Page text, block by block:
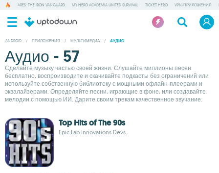
ARES: THE IRON VANGUARD MY HERO ACADEMIA UNITED SURVIVAL TICKET HERO VPN-ПРИЛОЖЕНИЯ
ANDROID / ПРИЛОЖЕНИЯ / МУЛЬТИМЕДИА / АУДИО
Аудио - 57
Сделайте музыку частью своей жизни. Слушайте миллионы песен
бесплатно, воспроизводите и скачивайте подкасты без ограничений или
используйте собственную библиотеку с мощными офлайн-плеерами и
эквалайзерами. Определяйте песни, играющие в фоне, или создавайте
мелодии с помощью ИИ. Дарите своим трекам качественное звучание.
Top Hits of The 90s
Epic Lab Innovations Devs.